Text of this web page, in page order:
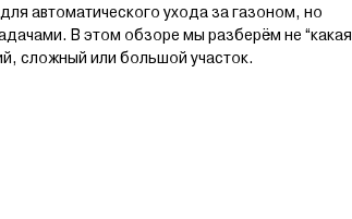
автоматического ухода за газоном, но
В этом обзоре мы разберём не “какая
сложный или большой участок.